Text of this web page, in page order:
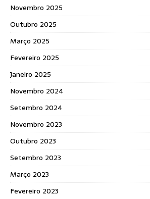
Novembro 2025
Outubro 2025
Março 2025
Fevereiro 2025
Janeiro 2025
Novembro 2024
Setembro 2024
Novembro 2023
Outubro 2023
Setembro 2023
Março 2023
Fevereiro 2023